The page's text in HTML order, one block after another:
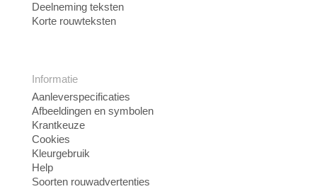
Deelneming teksten
Korte rouwteksten
Informatie
Aanleverspecificaties
Afbeeldingen en symbolen
Krantkeuze
Cookies
Kleurgebruik
Help
Soorten rouwadvertenties